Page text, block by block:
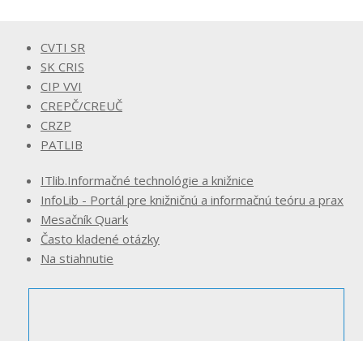
CVTI SR
SK CRIS
CIP VVI
CREPČ/CREUČ
CRZP
PATLIB
ITlib.Informačné technológie a knižnice
InfoLib - Portál pre knižničnú a informačnú teóru a prax
Mesačník Quark
Často kladené otázky
Na stiahnutie